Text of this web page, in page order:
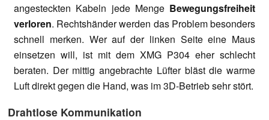
angesteckten Kabeln jede Menge Bewegungsfreiheit
verloren. Rechtshänder werden das Problem besonders
schnell merken. Wer auf der linken Seite eine Maus
einsetzen will, ist mit dem XMG P304 eher schlecht
beraten. Der mittig angebrachte Lüfter bläst die warme
Luft direkt gegen die Hand, was im 3D-Betrieb sehr stört.
Drahtlose Kommunikation